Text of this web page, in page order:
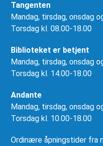
Tangenten
Mandag, tirsdag, onsdag
Torsdag kl. 08.00-18.00
Biblioteket er betjent
Mandag, tirsdag, onsdag
Torsdag kl. 14.00-18.00
Andante
Mandag, tirsdag, onsdag
Torsdag kl. 10.00-18.00
Ordinære åpningstider fra